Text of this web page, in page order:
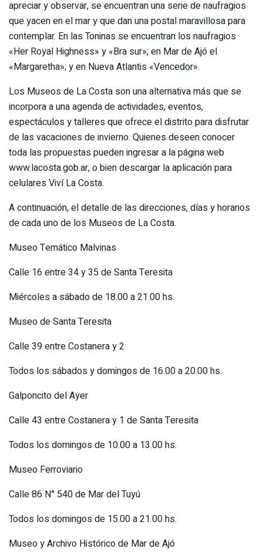
apreciar y observar, se encuentran una serie de naufragios
que yacen en el mar y que dan una postal maravillosa para
contemplar. En las Toninas se encuentran los naufragios
«Her Royal Highness» y «Bra sur»; en Mar de Ajó el
«Margaretha»; y en Nueva Atlantis «Vencedor».
Los Museos de La Costa son una alternativa más que se
incorpora a una agenda de actividades, eventos,
espectáculos y talleres que ofrece el distrito para disfrutar
de las vacaciones de invierno. Quienes deseen conocer
toda las propuestas pueden ingresar a la página web
www.lacosta.gob.ar, o bien descargar la aplicación para
celulares Viví La Costa.
A continuación, el detalle de las direcciones, días y horarios
de cada uno de los Museos de La Costa.
Museo Temático Malvinas
Calle 16 entre 34 y 35 de Santa Teresita
Miércoles a sábado de 18.00 a 21.00 hs.
Museo de Santa Teresita
Calle 39 entre Costanera y 2
Todos los sábados y domingos de 16.00 a 20.00 hs.
Galponcito del Ayer
Calle 43 entre Costanera y 1 de Santa Teresita
Todos los domingos de 10.00 a 13.00 hs.
Museo Ferroviario
Calle 86 N° 540 de Mar del Tuyú
Todos los domingos de 15.00 a 21.00 hs.
Museo y Archivo Histórico de Mar de Ajó